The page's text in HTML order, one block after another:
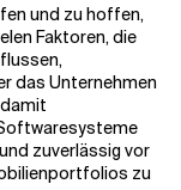
und zu hoffen,
Faktoren, die
das Unternehmen
zuverlässig vor
zu